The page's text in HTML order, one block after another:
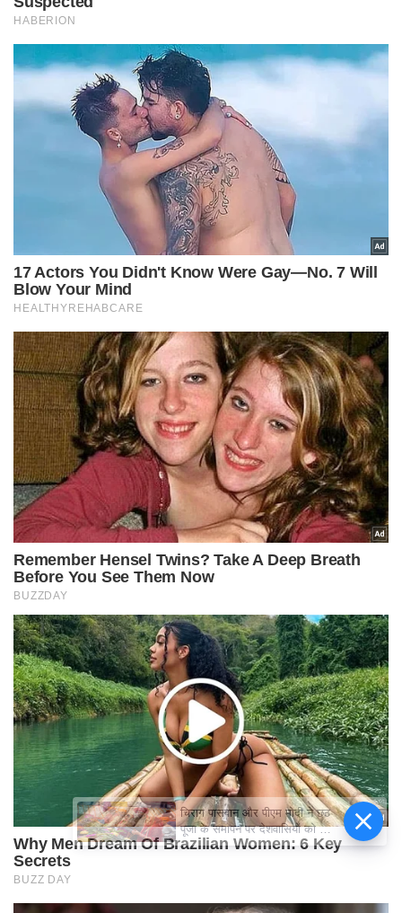
चिराग पासवान और पीएम मोदी ने छठ
पूजा के समापन पर देशवासियों को दी
शुभकामनाएं, छठी मैया से देश की